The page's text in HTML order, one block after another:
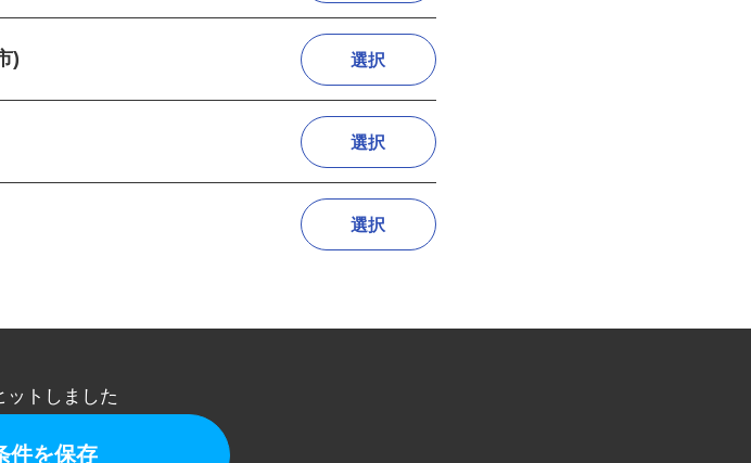
) 選択
選択
選択
ットしました